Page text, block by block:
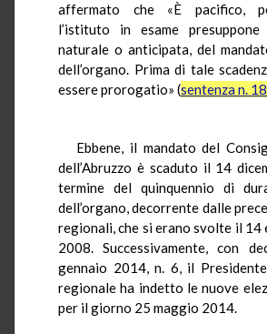
affermato che «È pacifico,
l’istituto in esame presuppone
naturale o anticipata, del
dell’organo. Prima di tale
essere prorogatio» (sentenza n.
Ebbene, il mandato del
dell’Abruzzo è scaduto il 14
termine del quinquennio di
dell’organo, decorrente dalle
regionali, che si erano svolte il 14
2008. Successivamente, con
gennaio 2014, n. 6, il
regionale ha indetto le nuove
per il giorno 25 maggio 2014.